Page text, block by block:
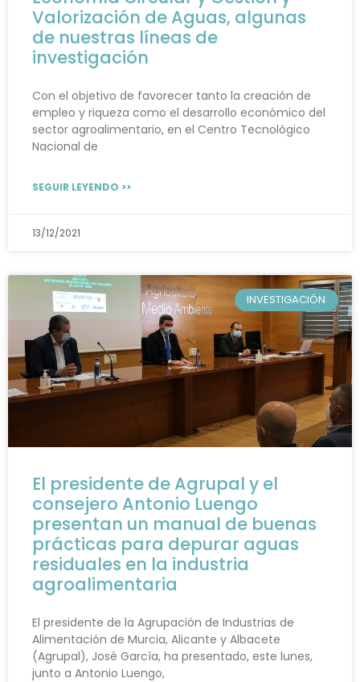
Valorización de Aguas, algunas
de nuestras líneas de
investigación
Con el objetivo de favorecer tanto la creación de
empleo y riqueza como el desarrollo económico del
sector agroalimentario, en el Centro Tecnológico
Nacional de
SEGUIR LEYENDO >>
13/12/2021
INVESTIGACIÓN
El presidente de Agrupal y el
consejero Antonio Luengo
presentan un manual de buenas
prácticas para depurar aguas
residuales en la industria
agroalimentaria
El presidente de la Agrupación de Industrias de
Alimentación de Murcia, Alicante y Albacete
(Agrupal), José García, ha presentado, este lunes,
junto a Antonio Luengo,